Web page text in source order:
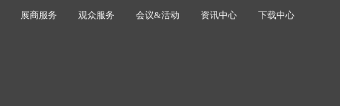
展商服务 观众服务 会议&活动 资讯中心 下载中心